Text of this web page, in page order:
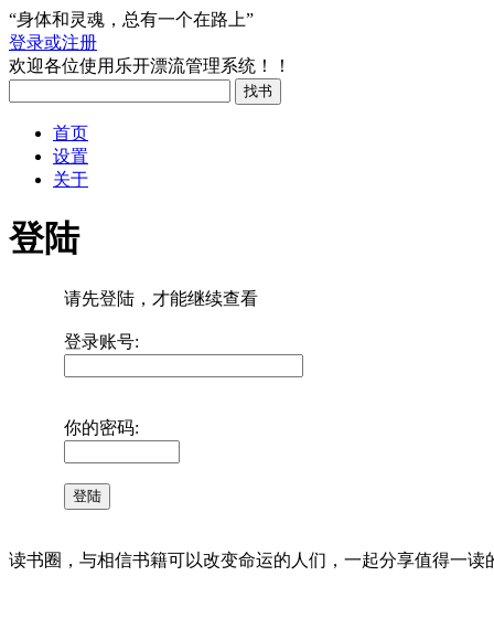
“身体和灵魂，总有一个在路上”
登录或注册
欢迎各位使用乐开漂流管理系统！！
首页
设置
关于
登陆
请先登陆，才能继续查看
登录账号:
你的密码:
读书圈，与相信书籍可以改变命运的人们，一起分享值得一读